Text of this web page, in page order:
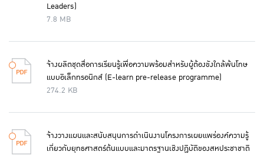
Leaders)
7.8 MB
จ้างผลิตชุดสื่อการเรียนรู้เพื่อความพร้อมสำหรับผู้ต้องขังใกล้พ้นโทษ
แบบอิเล็กทรอนิกส์ (E-learn pre-release programme)
274.2 KB
จ้างวางแผนและสนับสนุนการดำเนินงานโครงการเผยแพร่องค์ความรู้
เกี่ยวกับยุทธศาสตร์ต้นแบบและมาตรฐานเชิงปฏิบัติของสหประชาชาติ